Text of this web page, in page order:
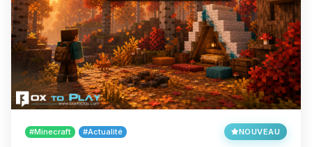
#Minecraft #Actualité NOUVEAU